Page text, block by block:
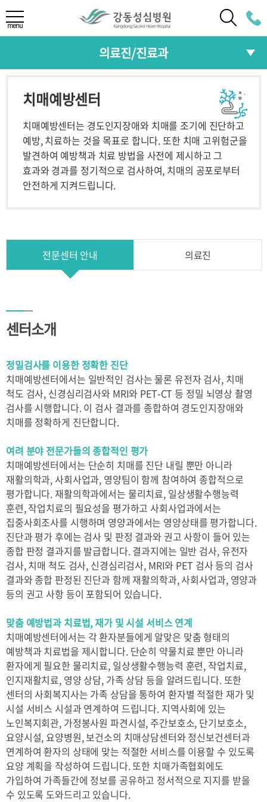
menu LANGUAGE
ENG
RUS
예약/발급
예약안내
온라인 예약
예약조회/취소
서류발급
의료진/진료과
의료진 소개
진료과
전문센터
다학제통합진료
이용안내
외래진료
입퇴원 안내
병문안 안내
간호간병서비스
신포괄수가제도
가정간호서비스
일송홀(대강당)
대관
층별안내
편의시설 안내
전화번호 안내
고객의 소리
찾아오시는길
건물배치도
주차안내
건강TV 질환정보
병원소개
병원장 인사말
미션/비전
연혁
안전보건경영방침
병원 간행물
개원 40주년
병원소식
병원체험교실
의료진/진료과
진료과
전문센터
다학제통합진료
종합건강증진센터
이용안내
프로그램안내
유의사항
공단검진
로봇인공관절센터
치매예방센터
치매예방센터는 경도인지장애와 치매를 조기에 진단하고
예방, 치료하는 것을 목표로 합니다. 또한 치매 고위험군을
발견하여 예방책과 치료 방법을 사전에 제시하고 그
효과와 경과를 정기적으로 검사하여, 치매의 공포로부터
안전하게 지켜드립니다.
전문센터 안내 의료진
센터소개
정밀검사를 이용한 정확한 진단
치매예방센터에서는 일반적인 검사는 물론 유전자 검사, 치매
척도 검사, 신경심리검사와 MRI와 PET-CT 등 정밀 뇌영상 촬영
검사를 시행합니다. 이 검사 결과를 종합하여 경도인지장애와
치매를 정확하게 진단합니다.
여려 분야 전문가들의 종합적인 평가
치매예방센터에서는 단순히 치매를 진단 내릴 뿐만 아니라
재활의학과, 사회사업과, 영양팀이 함께 참여하여 종합적으로
평가합니다. 재활의학과에서는 물리치료, 일상생활수행능력
훈련, 작업치료의 필요성을 평가하고 사회사업과에서는
집중사회조사를 시행하며 영양과에서는 영양상태를 평가합니다.
진단과 평가 후에는 검사 및 판정 결과와 권고 사항이 들어 있는
종합 판정 결과지를 발급합니다. 결과지에는 일반 검사, 유전자
검사, 치매 척도 검사, 신경심리검사, MRI와 PET 검사 등의 검사
결과와 종합 판정된 진단과 함께 재활의학과, 사회사업과, 영양과
등의 권고 사항 등이 포함되어 있습니다.
맞춤 예방법과 치료법, 재가 및 시설 서비스 연계
치매예방센터에서는 각 환자분들에게 알맞은 맞춤 형태의
예방책과 치료법을 제시합니다. 단순히 약물치료 뿐만 아니라
환자에게 필요한 물리치료, 일상생활수행능력 훈련, 작업치료,
인지재활치료, 영양 상담, 가족 상담 등을 알려드립니다. 또한
센터의 사회복지사는 가족 상담을 통하여 환자별 적절한 재가 및
시설 서비스 시설과 연계하여 드립니다. 지역사회에 있는
노인복지회관, 가정봉사원 파견시설, 주간보호소, 단기보호소,
요양시설, 요양병원, 보건소의 치매상담센터와 정신보건센터과
연계하여 환자의 상태에 맞는 적절한 서비스를 이용할 수 있도록
요양 계획을 작성하여 드립니다. 또한 치매가족협회에도
가입하여 가족들간에 정보를 공유하고 정서적으로 지지를 받을
수 있도록 도와드리고 있습니다.